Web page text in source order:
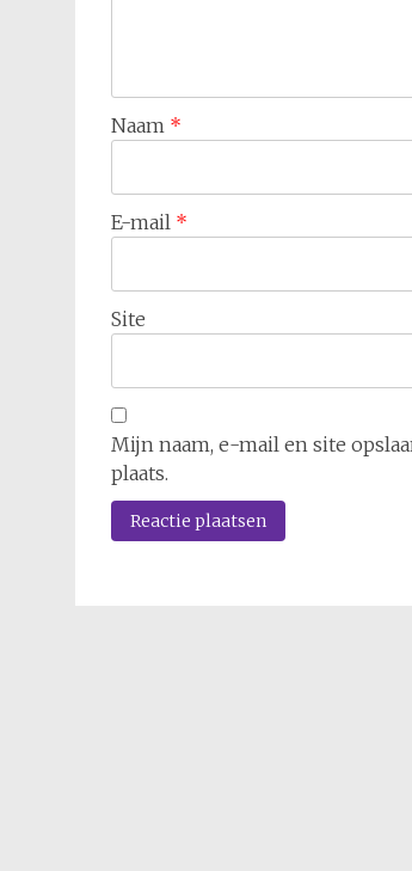
Naam *
E-mail *
Site
Mijn naam, e-mail en site
plaats.